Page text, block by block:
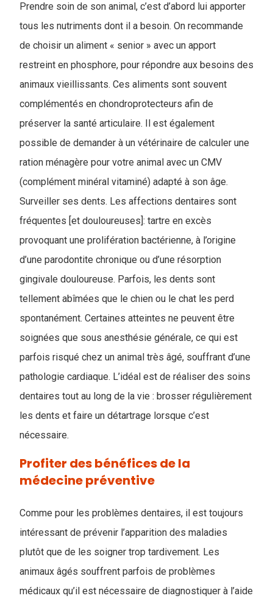
Prendre soin de son animal, c’est d’abord lui apporter
tous les nutriments dont il a besoin. On recommande
de choisir un aliment « senior » avec un apport
restreint en phosphore, pour répondre aux besoins des
animaux vieillissants. Ces aliments sont souvent
complémentés en chondroprotecteurs afin de
préserver la santé articulaire. Il est également
possible de demander à un vétérinaire de calculer une
ration ménagère pour votre animal avec un CMV
(complément minéral vitaminé) adapté à son âge.
Surveiller ses dents. Les affections dentaires sont
fréquentes [et douloureuses]: tartre en excès
provoquant une prolifération bactérienne, à l’origine
d’une parodontite chronique ou d’une résorption
gingivale douloureuse. Parfois, les dents sont
tellement abîmées que le chien ou le chat les perd
spontanément. Certaines atteintes ne peuvent être
soignées que sous anesthésie générale, ce qui est
parfois risqué chez un animal très âgé, souffrant d’une
pathologie cardiaque. L’idéal est de réaliser des soins
dentaires tout au long de la vie : brosser régulièrement
les dents et faire un détartrage lorsque c’est
nécessaire.
Profiter des bénéfices de la
médecine préventive
Comme pour les problèmes dentaires, il est toujours
intéressant de prévenir l’apparition des maladies
plutôt que de les soigner trop tardivement. Les
animaux âgés souffrent parfois de problèmes
médicaux qu’il est nécessaire de diagnostiquer à l’aide